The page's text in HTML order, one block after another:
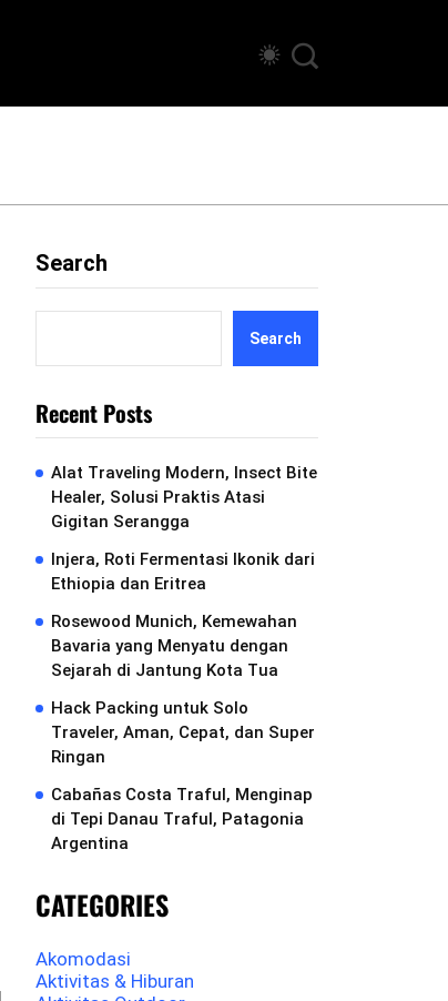
Search
Search
Recent Posts
Alat Traveling Modern, Insect Bite
Healer, Solusi Praktis Atasi
Gigitan Serangga
Injera, Roti Fermentasi Ikonik dari
Ethiopia dan Eritrea
Rosewood Munich, Kemewahan
Bavaria yang Menyatu dengan
Sejarah di Jantung Kota Tua
Hack Packing untuk Solo
Traveler, Aman, Cepat, dan Super
Ringan
Cabañas Costa Traful, Menginap
di Tepi Danau Traful, Patagonia
Argentina
CATEGORIES
Akomodasi
Aktivitas & Hiburan